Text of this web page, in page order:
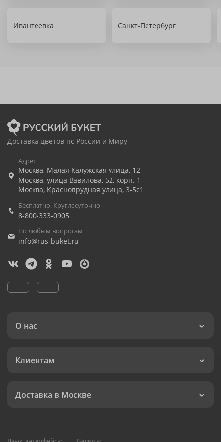
Ивантеевка Санкт-Петербург
Доставка цветов по России и Миру
Адрес
Москва, Малая Калужская улица, 12
Москва, улица Вавилова, 52, корп. 1
Москва, Краснопрудная улица, 3-5с1
Бесплатно. Круглосуточно
8-800-333-0905
По любым вопросам
info@rus-buket.ru
О нас
Клиентам
Доставка в Москве